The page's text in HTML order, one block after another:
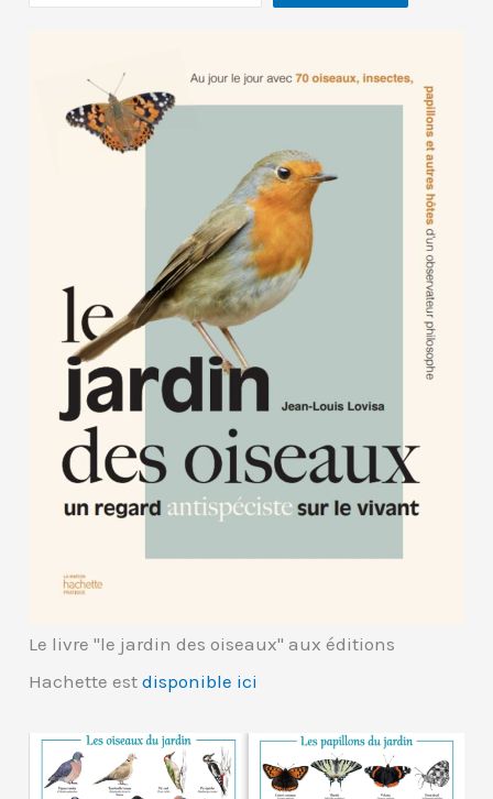
Le livre "le jardin des oiseaux" aux éditions
Hachette estdisponible ici